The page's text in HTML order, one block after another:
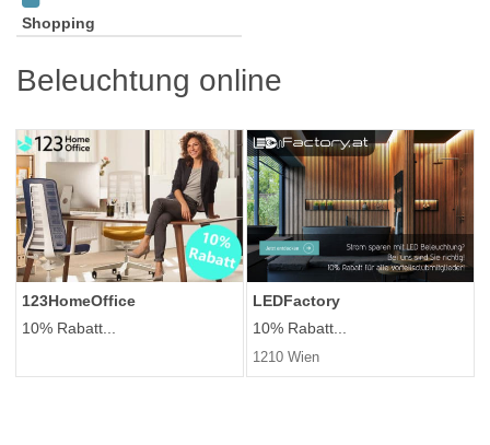
Shopping
Beleuchtung online
123HomeOffice
10% Rabatt...
LEDFactory
10% Rabatt...
1210 Wien